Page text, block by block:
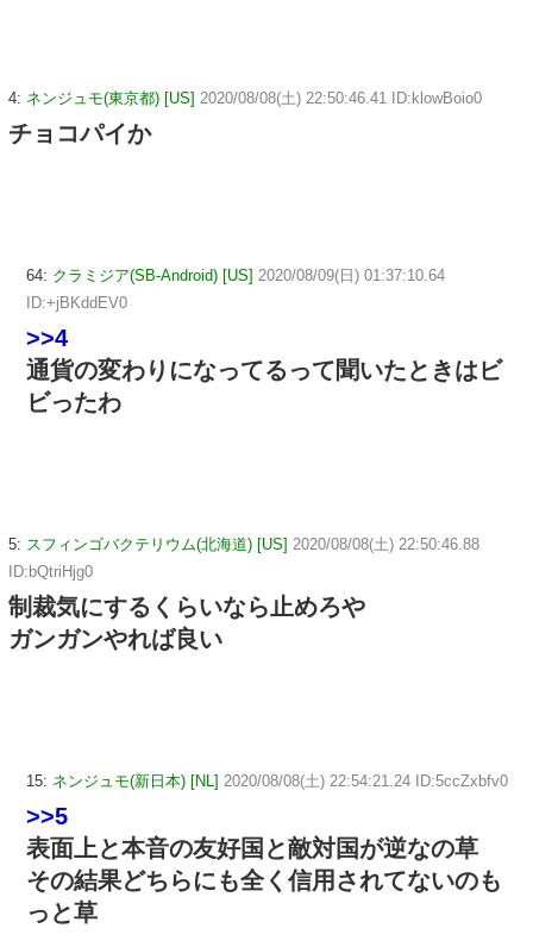
4: ネンジュモ(東京都) [US] 2020/08/08(土) 22:50:46.41 ID:klowBoio0
チョコパイか
64: クラミジア(SB-Android) [US] 2020/08/09(日) 01:37:10.64
ID:+jBKddEV0
>>4
通貨の変わりになってるって聞いたときはビ
ビったわ
5: スフィンゴバクテリウム(北海道) [US] 2020/08/08(土) 22:50:46.88
ID:bQtriHjg0
制裁気にするくらいなら止めろや
ガンガンやれば良い
15: ネンジュモ(新日本) [NL] 2020/08/08(土) 22:54:21.24 ID:5ccZxbfv0
>>5
表面上と本音の友好国と敵対国が逆なの草
その結果どちらにも全く信用されてないのも
っと草